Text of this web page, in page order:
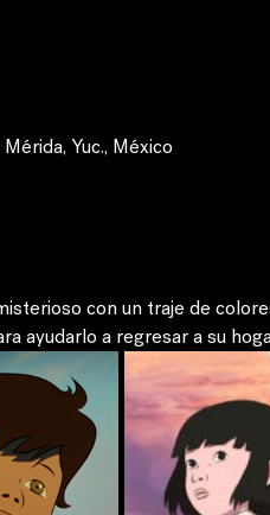
Yuc., México
con un traje de
ayudarlo a regresar a su